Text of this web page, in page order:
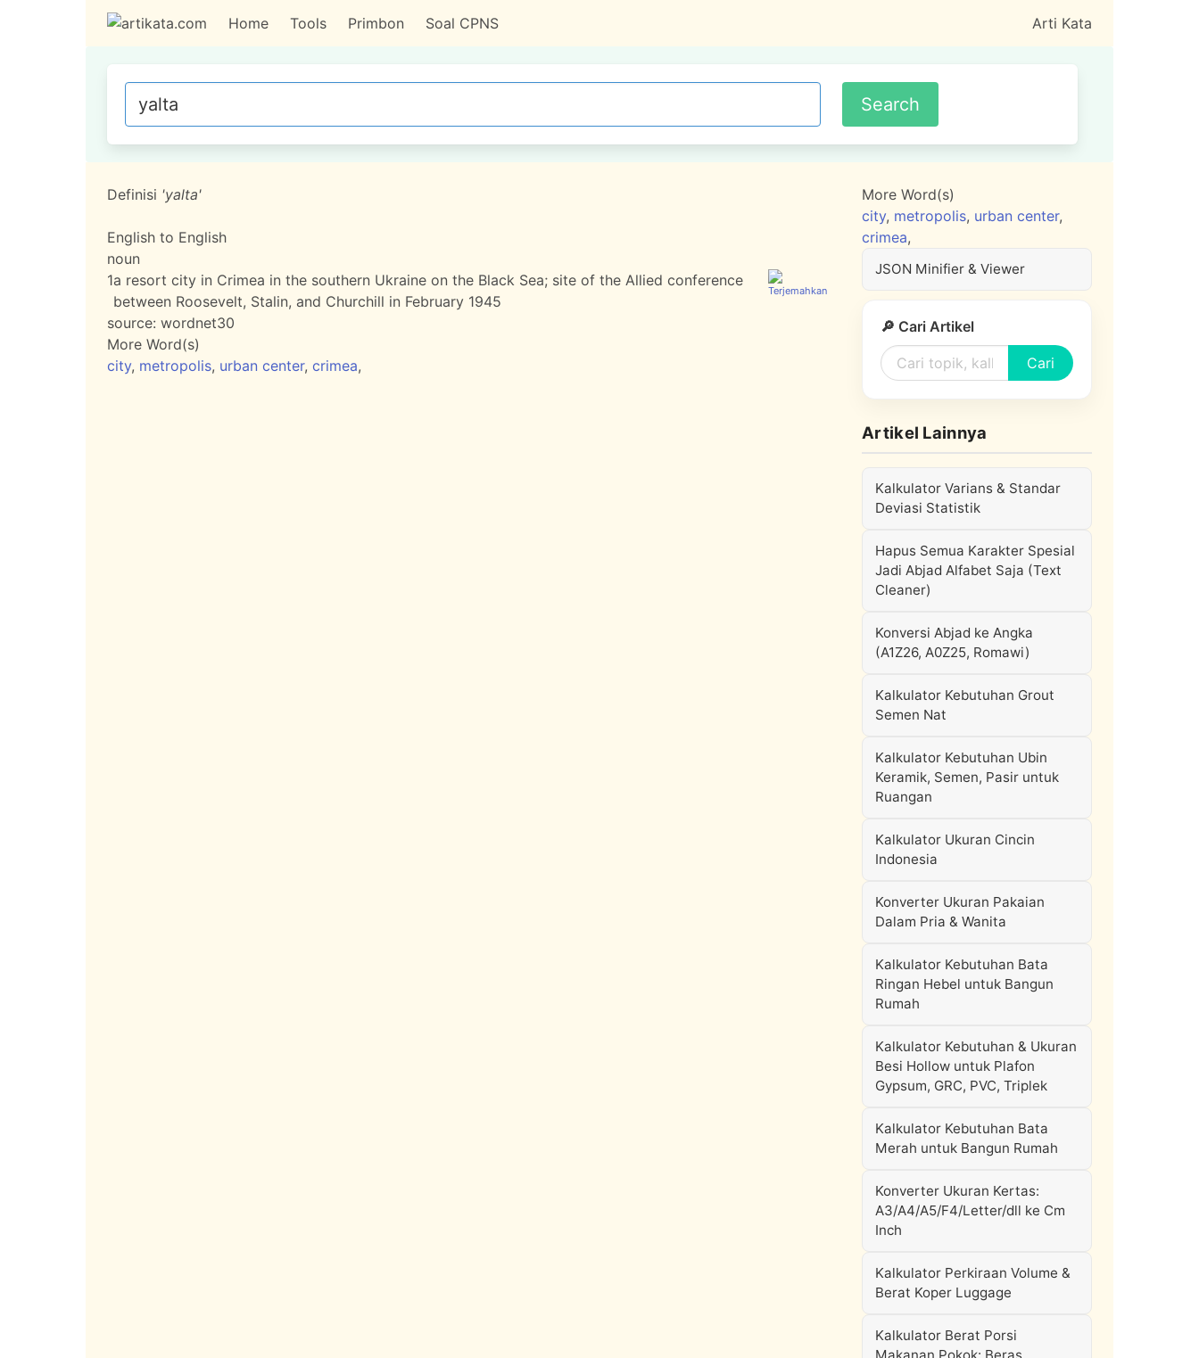
Home Tools Primbon Soal CPNS Arti Kata
Definisi 'yalta'
English to English
noun
1a resort city in Crimea in the southern Ukraine on the Black Sea; site of the Allied conference
between Roosevelt, Stalin, and Churchill in February 1945
source: wordnet30
More Word(s)
city, metropolis, urban center, crimea,
More Word(s)
city, metropolis, urban center,
crimea,
JSON Minifier & Viewer
🔎 Cari Artikel
Cari
Artikel Lainnya
Kalkulator Varians & Standar
Deviasi Statistik
Hapus Semua Karakter Spesial
Jadi Abjad Alfabet Saja (Text
Cleaner)
Konversi Abjad ke Angka
(A1Z26, A0Z25, Romawi)
Kalkulator Kebutuhan Grout
Semen Nat
Kalkulator Kebutuhan Ubin
Keramik, Semen, Pasir untuk
Ruangan
Kalkulator Ukuran Cincin
Indonesia
Konverter Ukuran Pakaian
Dalam Pria & Wanita
Kalkulator Kebutuhan Bata
Ringan Hebel untuk Bangun
Rumah
Kalkulator Kebutuhan & Ukuran
Besi Hollow untuk Plafon
Gypsum, GRC, PVC, Triplek
Kalkulator Kebutuhan Bata
Merah untuk Bangun Rumah
Konverter Ukuran Kertas:
A3/A4/A5/F4/Letter/dll ke Cm
Inch
Kalkulator Perkiraan Volume &
Berat Koper Luggage
Kalkulator Berat Porsi